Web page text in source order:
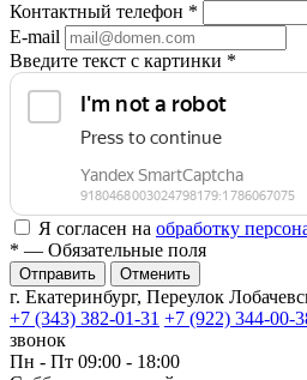
Контактный телефон *
E-mail
Введите текст с картинки *
Я согласен на обработку
* — Обязательные поля
Отменить
г. Екатеринбург, Переулок
+7 (343) 382-01-31 +7 (922) 344-00-
звонок
Пн - Пт 09:00 - 18:00